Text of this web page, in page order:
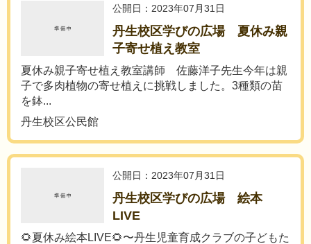
公開日：2023年07月31日
丹生校区学びの広場 夏休み親
子寄せ植え教室
夏休み親子寄せ植え教室講師 佐藤洋子先生今年は親
子で多肉植物の寄せ植えに挑戦しました。3種類の苗
を鉢...
丹生校区公民館
公開日：2023年07月31日
丹生校区学びの広場 絵本
LIVE
🌻夏休み絵本LIVE🌻〜丹生児童育成クラブの子どもた